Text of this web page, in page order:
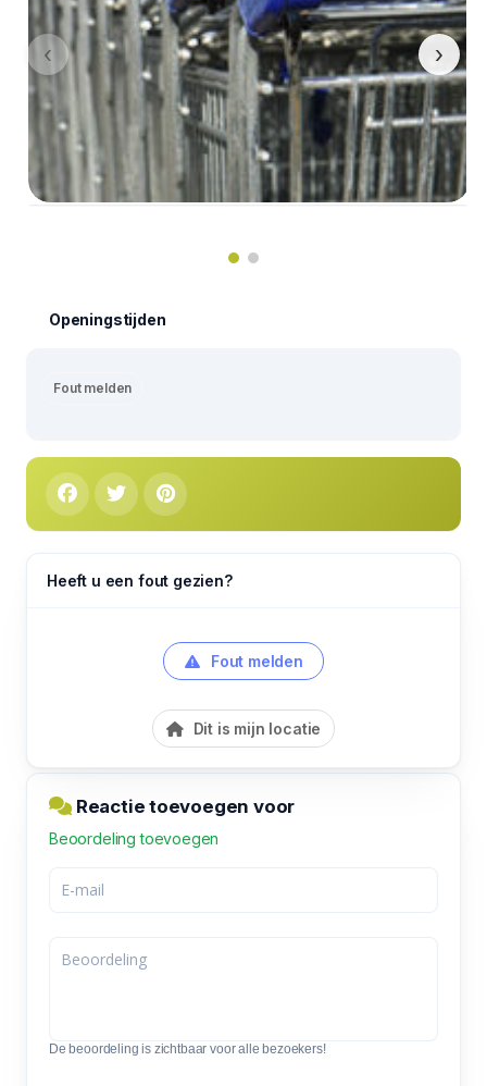
‹ ›
Openingstijden
Fout melden
Heeft u een fout gezien?
Fout melden
Dit is mijn locatie
Reactie toevoegen voor
Beoordeling toevoegen
De beoordeling is zichtbaar voor alle bezoekers!